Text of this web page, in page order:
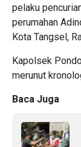
pelaku
perumahan
Kota Tangsel,
Kapolsek
merunut
Baca Juga